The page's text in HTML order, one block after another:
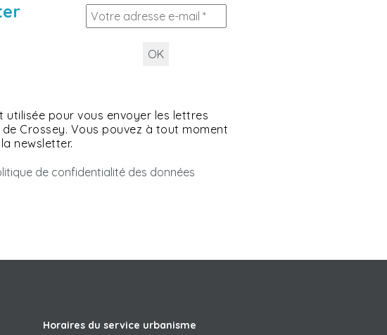
pour vous envoyer les lettres
Crossey. Vous pouvez à tout moment
newsletter.
de confidentialité des données
Horaires du service urbanisme